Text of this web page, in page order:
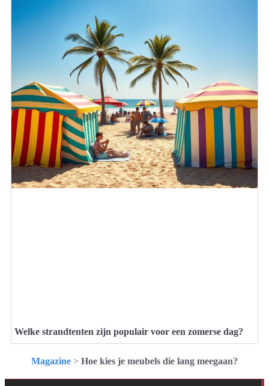
Welke strandtenten zijn populair voor een zomerse dag?
Magazine > Hoe kies je meubels die lang meegaan?